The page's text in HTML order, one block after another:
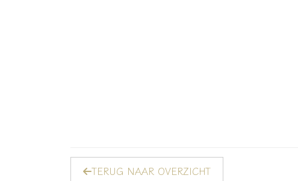
TERUG NAAR OVERZICHT